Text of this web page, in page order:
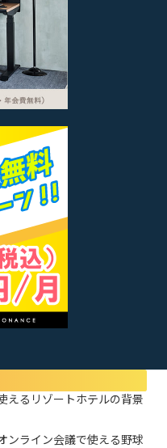
えるリゾートホテルの背景
ンライン会議で使える野球